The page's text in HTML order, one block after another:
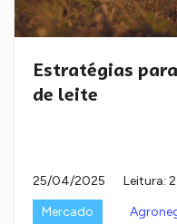
Estratégias
de leite
25/04/2025
Leitura:
Mercado